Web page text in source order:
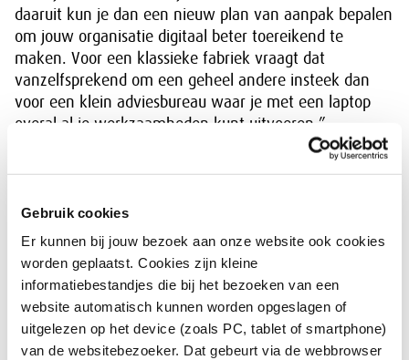
Gebruik cookies
Er kunnen bij jouw bezoek aan onze website ook cookies
worden geplaatst. Cookies zijn kleine
informatiebestandjes die bij het bezoeken van een
website automatisch kunnen worden opgeslagen of
uitgelezen op het device (zoals PC, tablet of smartphone)
van de websitebezoeker. Dat gebeurt via de webbrowser
daaruit kun je dan een nieuw plan van aanpak bepalen
om jouw organisatie digitaal beter toereikend te
maken. Voor een klassieke fabriek vraagt dat
vanzelfsprekend om een geheel andere insteek dan
voor een klein adviesbureau waar je met een laptop
overal al je werkzaamheden kunt uitvoeren.”